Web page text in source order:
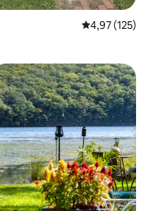
Gemiddelde
4,97 (125)